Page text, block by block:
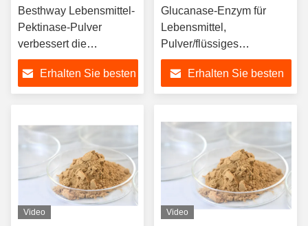
Besthway Lebensmittel-
Pektinase-Pulver
verbessert die
Filtrationsgeschwindigkeit
Erhalten Sie besten
Glucanase-Enzym für
Lebensmittel,
Pulver/flüssiges
Glucanase-Enzym PH-
Bereich 3.5-6.5
Erhalten Sie besten
Video Video